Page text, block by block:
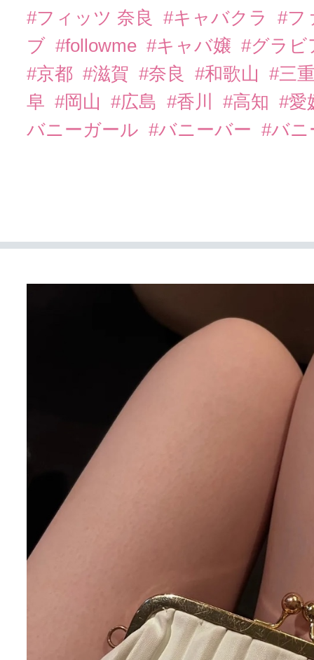
#フィッツ 奈良 #キャバクラ
#フ
ブ #followme #キャバ嬢 #グラ
#京都 #滋賀 #奈良 #和歌山
#三
阜 #岡山 #広島 #香川 #高知 #愛
バニーガール #バニーバー #バ